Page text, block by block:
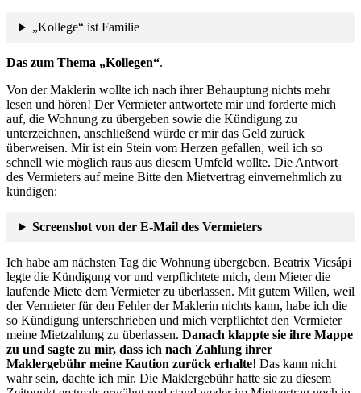
„Kollege“ ist Familie
Das zum Thema „Kollegen“.
Von der Maklerin wollte ich nach ihrer Behauptung nichts mehr
lesen und hören! Der Vermieter antwortete mir und forderte mich
auf, die Wohnung zu übergeben sowie die Kündigung zu
unterzeichnen, anschließend würde er mir das Geld zurück
überweisen. Mir ist ein Stein vom Herzen gefallen, weil ich so
schnell wie möglich raus aus diesem Umfeld wollte. Die Antwort
des Vermieters auf meine Bitte den Mietvertrag einvernehmlich zu
kündigen:
Screenshot von der E-Mail des Vermieters
Ich habe am nächsten Tag die Wohnung übergeben. Beatrix Vicsápi
legte die Kündigung vor und verpflichtete mich, dem Mieter die
laufende Miete dem Vermieter zu überlassen. Mit gutem Willen, weil
der Vermieter für den Fehler der Maklerin nichts kann, habe ich die
so Kündigung unterschrieben und mich verpflichtet den Vermieter
meine Mietzahlung zu überlassen. Danach klappte sie ihre Mappe
zu und sagte zu mir, dass ich nach Zahlung ihrer
Maklergebühr meine Kaution zurück erhalte! Das kann nicht
wahr sein, dachte ich mir. Die Maklergebühr hatte sie zu diesem